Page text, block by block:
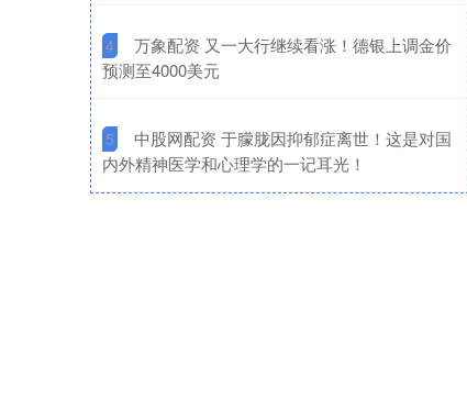
4
​万象配资 又一大行继续看涨！德银上调金价
预测至4000美元
5
​中股网配资 于朦胧因抑郁症离世！这是对国
内外精神医学和心理学的一记耳光！